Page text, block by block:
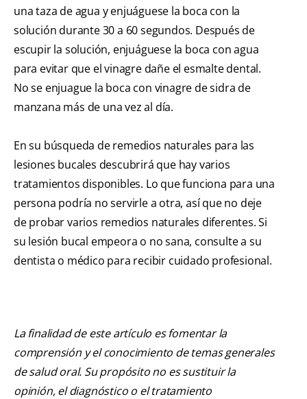
una taza de agua y enjuáguese la boca con la
solución durante 30 a 60 segundos. Después de
escupir la solución, enjuáguese la boca con agua
para evitar que el vinagre dañe el esmalte dental.
No se enjuague la boca con vinagre de sidra de
manzana más de una vez al día.
En su búsqueda de remedios naturales para las
lesiones bucales descubrirá que hay varios
tratamientos disponibles. Lo que funciona para una
persona podría no servirle a otra, así que no deje
de probar varios remedios naturales diferentes. Si
su lesión bucal empeora o no sana, consulte a su
dentista o médico para recibir cuidado profesional.
La finalidad de este artículo es fomentar la
comprensión y el conocimiento de temas generales
de salud oral. Su propósito no es sustituir la
opinión, el diagnóstico o el tratamiento